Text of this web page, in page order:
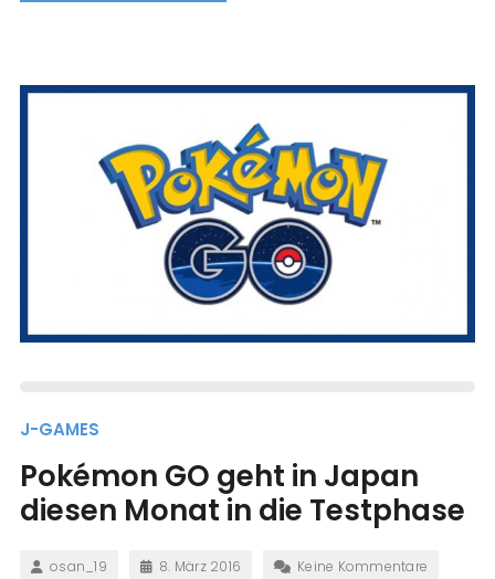
J-GAMES
Pokémon GO geht in Japan
diesen Monat in die Testphase
osan_19 8. März 2016 Keine Kommentare